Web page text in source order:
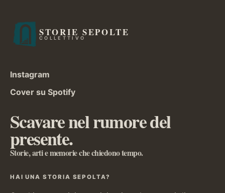
STORIE SEPOLTE
COLLETTIVO
Instagram
Cover su Spotify
Scavare nel rumore del
presente.
Storie, arti e memorie che chiedono tempo.
HAI UNA STORIA SEPOLTA?